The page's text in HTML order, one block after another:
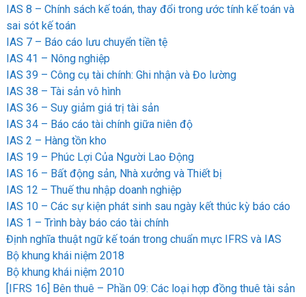
IAS 8 – Chính sách kế toán, thay đổi trong ước tính kế toán và
sai sót kế toán
IAS 7 – Báo cáo lưu chuyển tiền tệ
IAS 41 – Nông nghiệp
IAS 39 – Công cụ tài chính: Ghi nhận và Đo lường
IAS 38 – Tài sản vô hình
IAS 36 – Suy giảm giá trị tài sản
IAS 34 – Báo cáo tài chính giữa niên độ
IAS 2 – Hàng tồn kho
IAS 19 – Phúc Lợi Của Người Lao Động
IAS 16 – Bất động sản, Nhà xưởng và Thiết bị
IAS 12 – Thuế thu nhập doanh nghiệp
IAS 10 – Các sự kiện phát sinh sau ngày kết thúc kỳ báo cáo
IAS 1 – Trình bày báo cáo tài chính
Định nghĩa thuật ngữ kế toán trong chuẩn mực IFRS và IAS
Bộ khung khái niệm 2018
Bộ khung khái niệm 2010
[IFRS 16] Bên thuê – Phần 09: Các loại hợp đồng thuê tài sản